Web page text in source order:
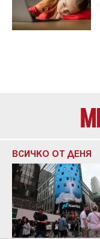
ВСИЧКО ОТ ДЕНЯ